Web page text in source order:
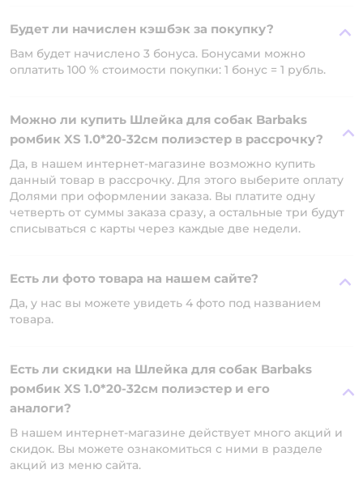
Будет ли начислен кэшбэк за покупку?
Вам будет начислено 3 бонуса. Бонусами можно
оплатить 100 % стоимости покупки: 1 бонус = 1 рубль.
Можно ли купить Шлейка для собак Barbaks
ромбик XS 1.0*20-32см полиэстер в рассрочку?
Да, в нашем интернет-магазине возможно купить
данный товар в рассрочку. Для этого выберите оплату
Долями при оформлении заказа. Вы платите одну
четверть от суммы заказа сразу, а остальные три будут
списываться с карты через каждые две недели.
Есть ли фото товара на нашем сайте?
Да, у нас вы можете увидеть 4 фото под названием
товара.
Есть ли скидки на Шлейка для собак Barbaks
ромбик XS 1.0*20-32см полиэстер и его
аналоги?
В нашем интернет-магазине действует много акций и
скидок. Вы можете ознакомиться с ними в разделе
акций из меню сайта.